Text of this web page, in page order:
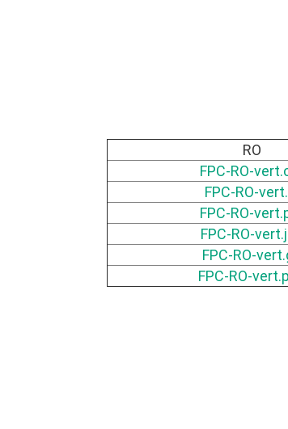
RO
FPC-RO-
FPC-RO-
FPC-RO-
FPC-RO-
FPC-RO-
FPC-RO-